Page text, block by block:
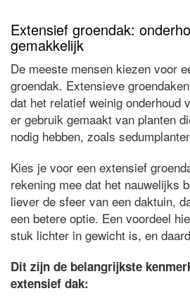
Extensief groendak:
gemakkelijk
De meeste mensen kiezen voor
groendak. Extensieve
dat het relatief weinig onderhoud
er gebruik gemaakt van planten
nodig hebben, zoals
Kies je voor een extensief
rekening mee dat het nauwelijks
liever de sfeer van een daktuin,
een betere optie. Een voordeel
stuk lichter in gewicht is, en
Dit zijn de belangrijkste
extensief dak: